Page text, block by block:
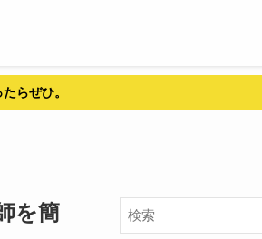
らぜひ。
を簡